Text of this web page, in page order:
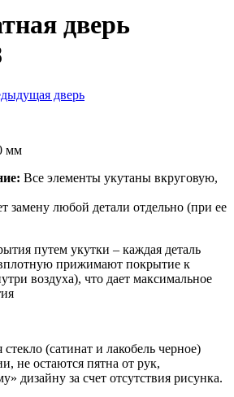
дверь
дверь
мм
Все элементы укутаны вкруговую,
замену любой детали отдельно (при ее
путем укутки – каждая деталь
прижимают покрытие к
воздуха), что дает максимальное
стекло (сатинат и лакобель черное)
не остаются пятна от рук,
дизайну за счет отсутствия рисунка.